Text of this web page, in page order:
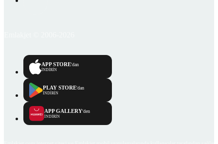
APP STORE'dan
İNDİRİN
PLAY STORE'dan
İNDİRİN
APP GALLERY'den
İNDİRİN